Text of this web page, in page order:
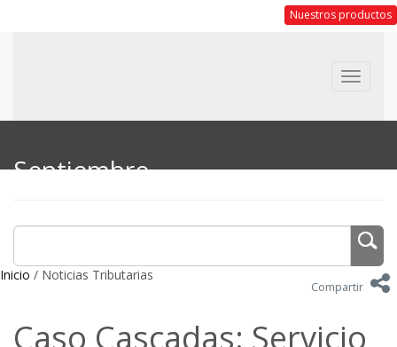
Nuestros productos
Toggle
Septiembre
Inicio / Noticias Tributarias
Compartir
Caso Cascadas: Servicio